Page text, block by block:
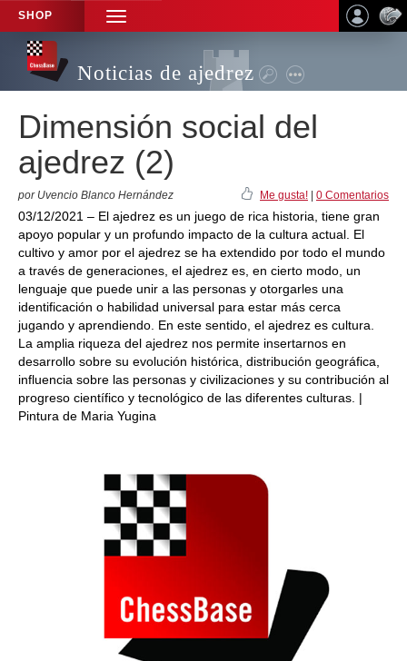
SHOP
TOGGLE
NAVIGATION
Noticias de ajedrez
Dimensión social del
ajedrez (2)
por Uvencio Blanco Hernández Me gusta! 0 Comentarios
03/12/2021 – El ajedrez es un juego de rica historia, tiene gran
apoyo popular y un profundo impacto de la cultura actual. El
cultivo y amor por el ajedrez se ha extendido por todo el mundo
a través de generaciones, el ajedrez es, en cierto modo, un
lenguaje que puede unir a las personas y otorgarles una
identificación o habilidad universal para estar más cerca
jugando y aprendiendo. En este sentido, el ajedrez es cultura.
La amplia riqueza del ajedrez nos permite insertarnos en
desarrollo sobre su evolución histórica, distribución geográfica,
influencia sobre las personas y civilizaciones y su contribución al
progreso científico y tecnológico de las diferentes culturas. |
Pintura de Maria Yugina